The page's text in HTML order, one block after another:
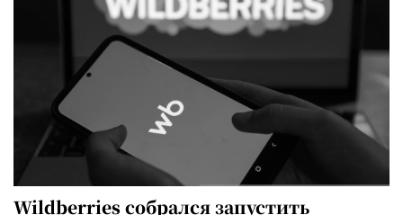
Wildberries собрался запустить